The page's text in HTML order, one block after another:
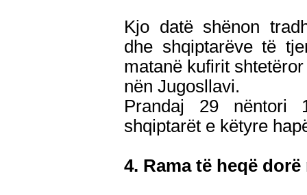
Kjo datë shënon
dhe shqiptarëve të
matanë kufirit
nën Jugosllavi.
Prandaj 29
shqiptarët e këtyre
4. Rama të heqë